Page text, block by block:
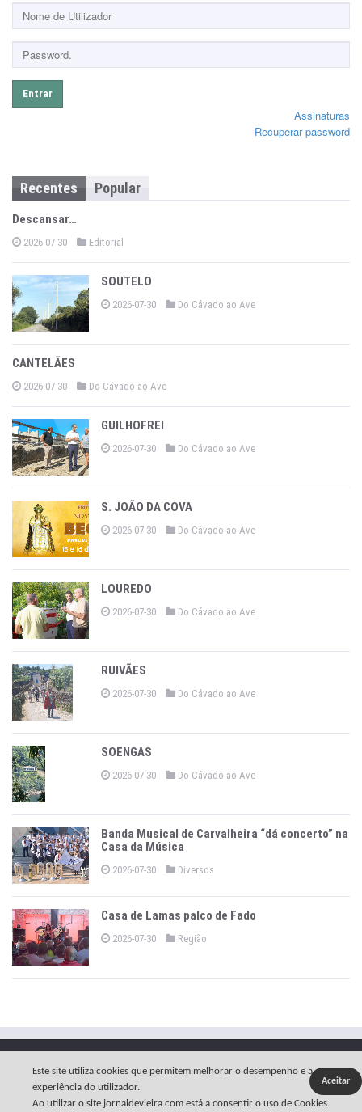
Entrar
Assinaturas
Recuperar password
Recentes Popular
Descansar…
2026-07-30 Editorial
SOUTELO
2026-07-30 Do Cávado ao Ave
CANTELÃES
2026-07-30 Do Cávado ao Ave
GUILHOFREI
2026-07-30 Do Cávado ao Ave
S. JOÃO DA COVA
2026-07-30 Do Cávado ao Ave
LOUREDO
2026-07-30 Do Cávado ao Ave
RUIVÃES
2026-07-30 Do Cávado ao Ave
SOENGAS
2026-07-30 Do Cávado ao Ave
Banda Musical de Carvalheira “dá concerto” na
Casa da Música
2026-07-30 Diversos
Casa de Lamas palco de Fado
2026-07-30 Região
Estatuto Editorial
Contactos
Este site utiliza cookies que permitem melhorar o desempenho e a
experiência do utilizador.
Ao utilizar o site jornaldevieira.com está a consentir o uso de Cookies.
Aceitar